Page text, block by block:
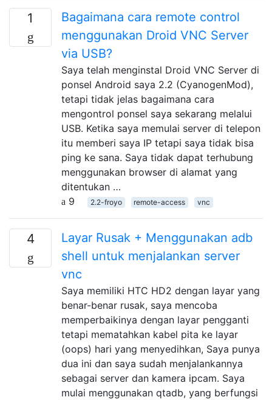
1
Bagaimana cara remote control
menggunakan Droid VNC Server
via USB?
Saya telah menginstal Droid VNC Server di
ponsel Android saya 2.2 (CyanogenMod),
tetapi tidak jelas bagaimana cara
mengontrol ponsel saya sekarang melalui
USB. Ketika saya memulai server di telepon
itu memberi saya IP tetapi saya tidak bisa
ping ke sana. Saya tidak dapat terhubung
menggunakan browser di alamat yang
ditentukan …
9
2.2-froyo remote-access vnc
4
Layar Rusak + Menggunakan adb
shell untuk menjalankan server
vnc
Saya memiliki HTC HD2 dengan layar yang
benar-benar rusak, saya mencoba
memperbaikinya dengan layar pengganti
tetapi mematahkan kabel pita ke layar
(oops) hari yang menyedihkan, Saya punya
dua ini dan saya sudah menjalankannya
sebagai server dan kamera ipcam. Saya
mulai menggunakan qtadb, yang berfungsi